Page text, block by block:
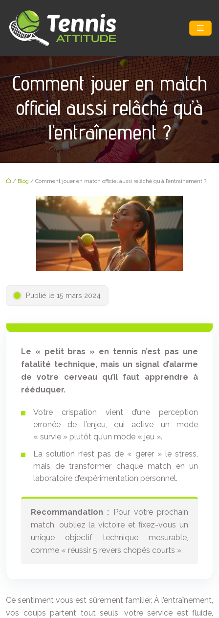
Comment jouer en match
officiel aussi relâché qu’à
l’entraînement ?
/ Blog / Comment jouer en match officiel aussi relâché qu’à l’entraînement ?
Publié le 15 mars 2024
Le « petit bras » en tennis n’est pas une
fatalité technique, mais un signal d’alarme
de votre cerveau qu’il faut apprendre à
rééduquer.
Votre crispation vient d’une perception
erronée de l’enjeu, qui active un mode
« survie » plutôt qu’un mode « jeu ».
La solution n’est pas de « gérer » le stress,
mais de transformer chaque match en un
laboratoire d’expérimentation personnel.
Recommandation : Pour votre prochain
match, oubliez la victoire et fixez-vous un
unique objectif technique mesurable,
comme « réussir 5 revers chopés courts ».
Ce sentiment vous est sûrement familier. À l’entraînement,
vos coups partent tout seuls, votre service est fluide,